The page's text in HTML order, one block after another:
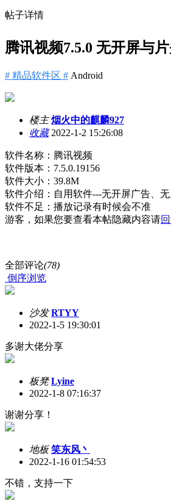
帖子详情
腾讯视频7.5.0 无开屏与
# 精品软件区 # Android
楼主 烟火中的麒麟927
收藏2022-1-2 15:26:08
软件名称：腾讯视频
软件版本：7.5.0.19156
软件大小：39.8M
软件介绍：自用软件---无开屏广告、
软件不足：播放记录有时候会不准
游客，如果您要查看本帖隐藏内容请
全部评论(78)
倒序浏览
沙发 RTYY
2022-1-5 19:30:01
多谢大佬分享
板凳 Lyine
2022-1-8 07:16:37
谢谢分享！
地板 笑东风丶
2022-1-16 01:54:53
不错，支持一下